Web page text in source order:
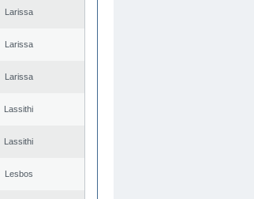
Larissa
Larissa
Larissa
Lassithi
Lassithi
Lesbos